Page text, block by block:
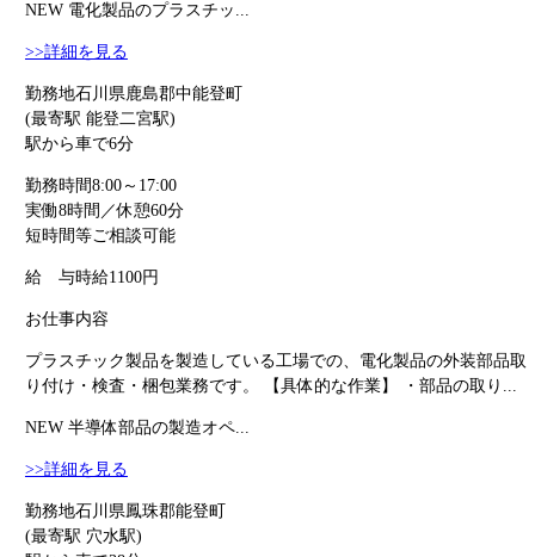
NEW電化製品のプラスチッ...
>>詳細を見る
勤務地石川県鹿島郡中能登町
(最寄駅 能登二宮駅)
駅から車で6分
勤務時間8:00～17:00
実働8時間／休憩60分
短時間等ご相談可能
給 与時給1100円
お仕事内容
プラスチック製品を製造している工場での、電化製品の外装部品取
り付け・検査・梱包業務です。 【具体的な作業】 ・部品の取り...
NEW半導体部品の製造オペ...
>>詳細を見る
勤務地石川県鳳珠郡能登町
(最寄駅 穴水駅)